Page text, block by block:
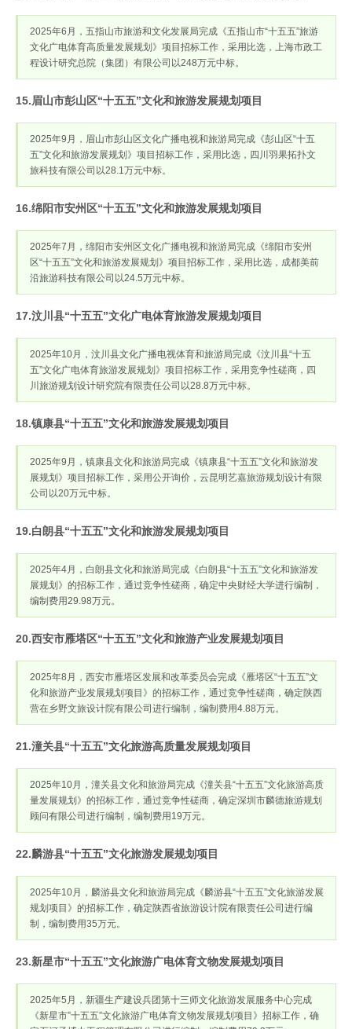
2025年6月，五指山市旅游和文化发展局完成《五指山市“十五五”旅游
文化广电体育高质量发展规划》项目招标工作，采用比选，上海市政工
程设计研究总院（集团）有限公司以248万元中标。
15.眉山市彭山区“十五五”文化和旅游发展规划项目
2025年9月，眉山市彭山区文化广播电视和旅游局完成《彭山区“十五
五”文化和旅游发展规划》项目招标工作，采用比选，四川羽果拓扑文
旅科技有限公司以28.1万元中标。
16.绵阳市安州区“十五五”文化和旅游发展规划项目
2025年7月，绵阳市安州区文化广播电视和旅游局完成《绵阳市安州
区“十五五”文化和旅游发展规划》项目招标工作，采用比选，成都美前
沿旅游科技有限公司以24.5万元中标。
17.汶川县“十五五”文化广电体育旅游发展规划项目
2025年10月，汶川县文化广播电视体育和旅游局完成《汶川县“十五
五”文化广电体育旅游发展规划》项目招标工作，采用竞争性磋商，四
川旅游规划设计研究院有限责任公司以28.8万元中标。
18.镇康县“十五五”文化和旅游发展规划项目
2025年9月，镇康县文化和旅游局完成《镇康县“十五五”文化和旅游发
展规划》项目招标工作，采用公开询价，云昆明艺嘉旅游规划设计有限
公司以20万元中标。
19.白朗县“十五五”文化和旅游发展规划项目
2025年4月，白朗县文化和旅游局完成《白朗县“十五五”文化和旅游发
展规划》的招标工作，通过竞争性磋商，确定中央财经大学进行编制，
编制费用29.98万元。
20.西安市雁塔区“十五五”文化和旅游产业发展规划项目
2025年8月，西安市雁塔区发展和改革委员会完成《雁塔区“十五五”文
化和旅游产业发展规划项目》的招标工作，通过竞争性磋商，确定陕西
营在乡野文旅设计院有限公司进行编制，编制费用4.88万元。
21.潼关县“十五五”文化旅游高质量发展规划项目
2025年10月，潼关县文化和旅游局完成《潼关县“十五五”文化旅游高质
量发展规划》的招标工作，通过竞争性磋商，确定深圳市麟德旅游规划
顾问有限公司进行编制，编制费用19万元。
22.麟游县“十五五”文化旅游发展规划项目
2025年10月，麟游县文化和旅游局完成《麟游县“十五五”文化旅游发展
规划项目》的招标工作，确定陕西省旅游设计院有限责任公司进行编
制，编制费用35万元。
23.新星市“十五五”文化旅游广电体育文物发展规划项目
2025年5月，新疆生产建设兵团第十三师文化旅游发展服务中心完成
《新星市”十五五”文化旅游广电体育文物发展规划项目》招标工作，确